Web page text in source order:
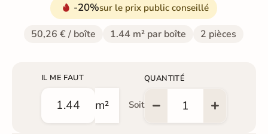
-20%sur le prix public conseillé
50,26 € / boîte 1.44 m² par boîte 2 pièces
IL ME FAUT
m² Soit
QUANTITÉ